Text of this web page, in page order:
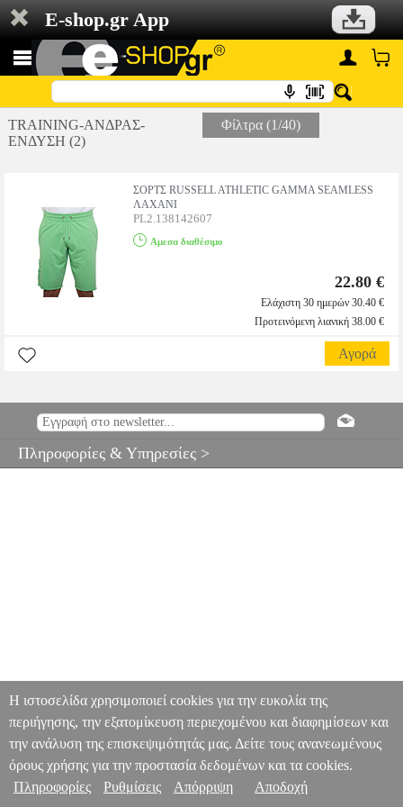
E-shop.gr App
TRAINING-ΑΝΔΡΑΣ-
ΕΝΔΥΣΗ (2)
Φίλτρα (1/40)
ΣΟΡΤΣ RUSSELL ATHLETIC GAMMA SEAMLESS
ΛΑΧΑΝΙ
PL2.138142607
Αμεσα διαθέσιμο
22.80 €
Ελάχιστη 30 ημερών 30.40 €
Προτεινόμενη λιανική 38.00 €
Αγορά
Πληροφορίες & Υπηρεσίες >
Η ιστοσελίδα χρησιμοποιεί cookies για την ευκολία της
περιήγησης, την εξατομίκευση περιεχομένου και διαφημίσεων και
την ανάλυση της επισκεψιμότητάς μας. Δείτε τους ανανεωμένους
όρους χρήσης για την προστασία δεδομένων και τα cookies.
Πληροφορίες
Ρυθμίσεις Απόρριψη Αποδοχή